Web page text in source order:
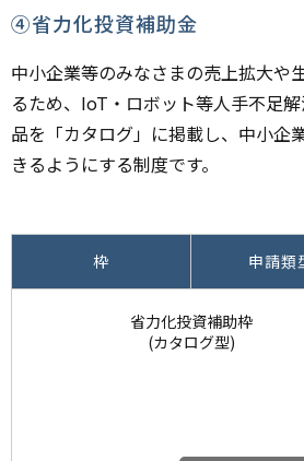
④省力化投資補助金
中小企業等のみなさまの売上拡大や
るため、IoT・ロボット等人手不足
品を「カタログ」に掲載し、中小企
きるようにする制度です。
枠 申請類
省力化投資補助枠
(カタログ型)